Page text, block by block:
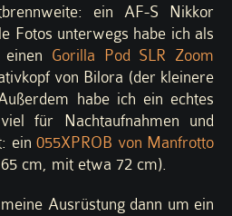
ein AF-S Nikkor
Fotos unterwegs habe ich als
einen Gorilla Pod SLR Zoom
von Bilora (der kleinere
habe ich ein echtes
für Nachtaufnahmen und
ein055XPROB von Manfrotto
cm, mit etwa 72 cm).
Ausrüstung dann um ein